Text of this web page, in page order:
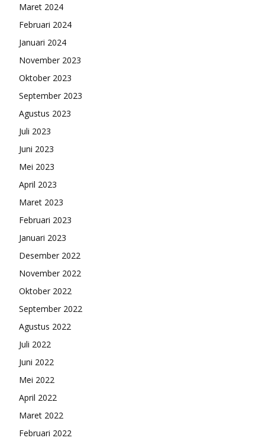
Maret 2024
Februari 2024
Januari 2024
November 2023
Oktober 2023
September 2023
Agustus 2023
Juli 2023
Juni 2023
Mei 2023
April 2023
Maret 2023
Februari 2023
Januari 2023
Desember 2022
November 2022
Oktober 2022
September 2022
Agustus 2022
Juli 2022
Juni 2022
Mei 2022
April 2022
Maret 2022
Februari 2022